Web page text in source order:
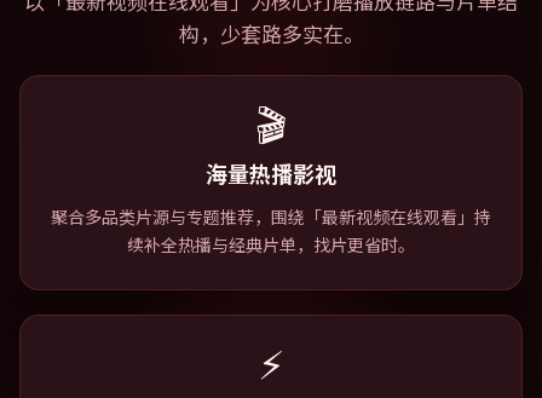
构，少套路多实在。
🎬
海量热播影视
聚合多品类片源与专题推荐，围绕「最新视频在线观看」持
续补全热播与经典片单，找片更省时。
⚡